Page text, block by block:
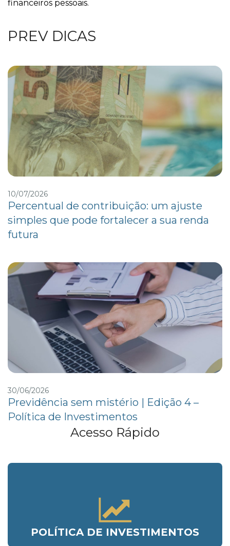
financeiros pessoais.
PREV DICAS
10/07/2026
Percentual de contribuição: um ajuste
simples que pode fortalecer a sua renda
futura
30/06/2026
Previdência sem mistério | Edição 4 –
Política de Investimentos
Acesso Rápido
POLÍTICA DE INVESTIMENTOS